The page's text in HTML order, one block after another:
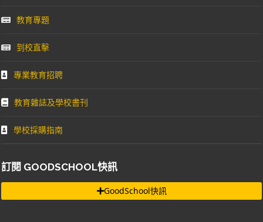
教育專題
到校直擊
專業教育招聘
教育雜誌及學校書刊
學校採購指南
訂閱 GOODSCHOOL快訊
GoodSchool快訊